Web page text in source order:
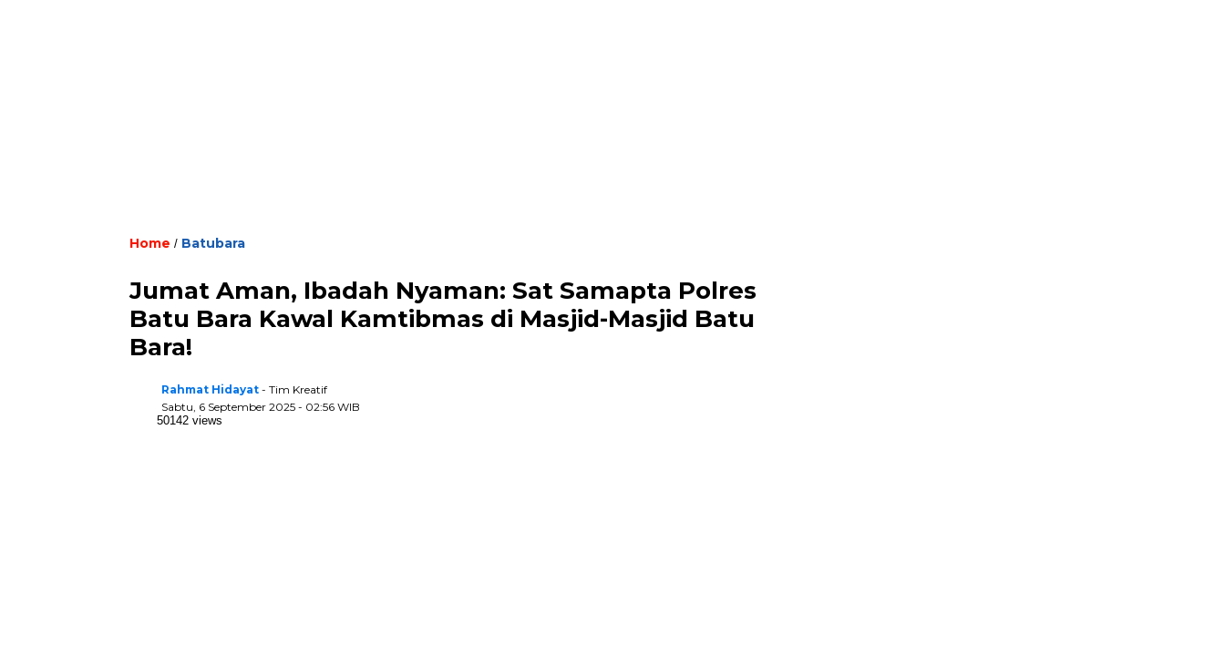
Home / Batubara
Jumat Aman, Ibadah Nyaman: Sat Samapta Polres
Batu Bara Kawal Kamtibmas di Masjid-Masjid Batu
Bara!
Rahmat Hidayat - Tim Kreatif
Sabtu, 6 September 2025 - 02:56 WIB
50142 views